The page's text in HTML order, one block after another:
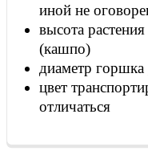
иной не
высота
(кашпо)
диаметр
цвет
отличаться